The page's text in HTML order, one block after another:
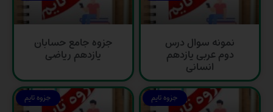
نمونه سوال درس
دوم عربی یازدهم
انسانی
جزوه جامع حسابان
یازدهم ریاضی
جزوه تایم جزوه تایم